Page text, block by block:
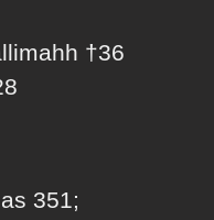
†36
351;